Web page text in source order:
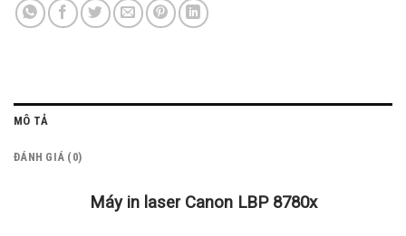
MÔ TẢ
ĐÁNH GIÁ (0)
Máy in laser Canon LBP 8780x